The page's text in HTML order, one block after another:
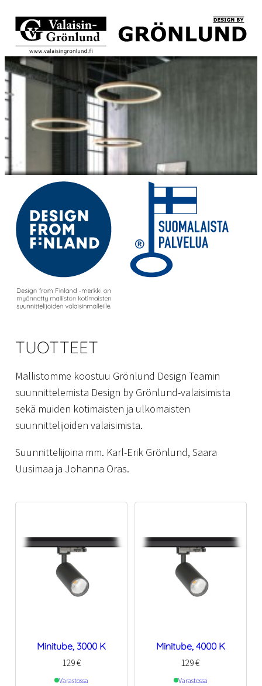
TUOTTEET
Mallistomme koostuu Grönlund Design Teamin
suunnittelemista Design by Grönlund-valaisimista
sekä muiden kotimaisten ja ulkomaisten
suunnittelijoiden valaisimista.
Suunnittelijoina mm. Karl-Erik Grönlund, Saara
Uusimaa ja Johanna Oras.
Minitube, 3000 K
129€
Varastossa
Minitube, 4000 K
129€
Varastossa